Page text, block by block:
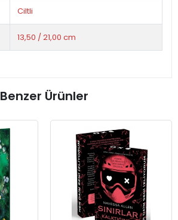
Ciltli
13,50 / 21,00 cm
Benzer Ürünler